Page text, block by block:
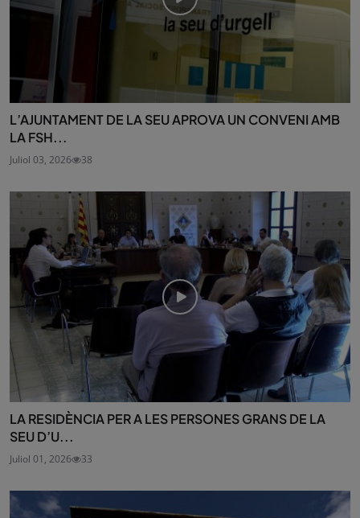
L’AJUNTAMENT DE LA SEU APROVA UN CONVENI AMB
LA FSH...
Juliol 03, 2026 38
LA RESIDÈNCIA PER A LES PERSONES GRANS DE LA
SEU D’U...
Juliol 01, 2026 33